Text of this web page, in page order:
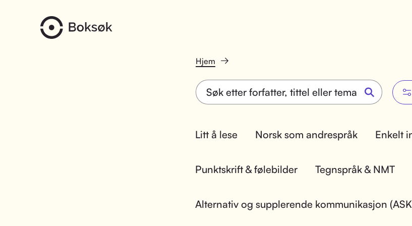
Hjem
Litt å lese Norsk som andrespråk Enkelt
Punktskrift & følebilder Tegnspråk & NMT
Alternativ og supplerende kommunikasjon